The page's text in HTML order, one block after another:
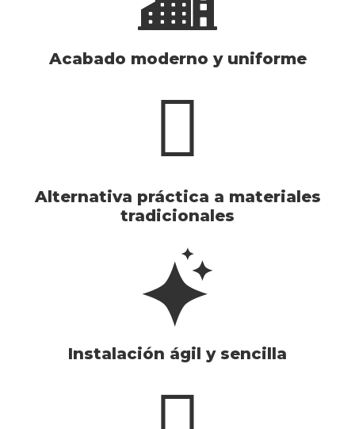
Acabado moderno y uniforme
Alternativa práctica a materiales
tradicionales
Instalación ágil y sencilla